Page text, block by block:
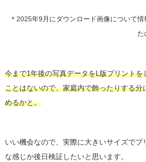
＊2025年9月にダウンロード画像について
た
今まで1年後の写真データをL版プリントを
ことはないので、家庭内で飾ったりする分
めるかと。
いい機会なので、実際に大きいサイズでプ
な感じか後日検証したいと思います。